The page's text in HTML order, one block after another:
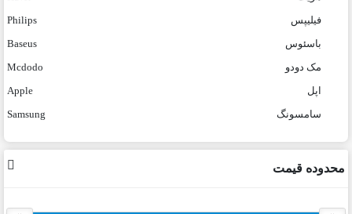
فیلیپس
Philips
باسئوس
Baseus
مک دودو
Mcdodo
اپل
Apple
سامسونگ
Samsung
محدوده قیمت